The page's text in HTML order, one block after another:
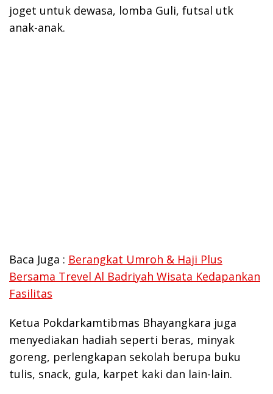
joget untuk dewasa, lomba Guli, futsal utk
anak-anak.
Baca Juga : Berangkat Umroh & Haji Plus
Bersama Trevel Al Badriyah Wisata Kedapankan
Fasilitas
Ketua Pokdarkamtibmas Bhayangkara juga
menyediakan hadiah seperti beras, minyak
goreng, perlengkapan sekolah berupa buku
tulis, snack, gula, karpet kaki dan lain-lain.